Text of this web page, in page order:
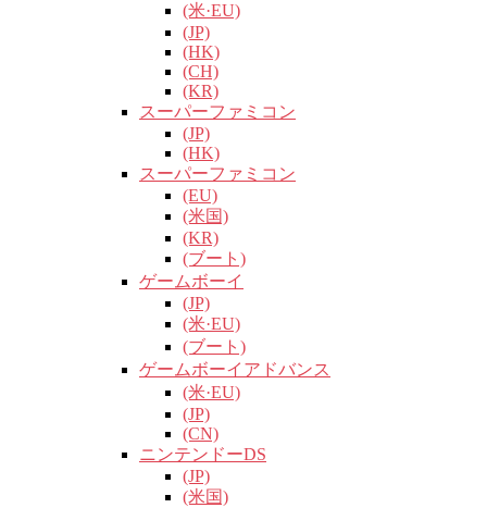
(米·EU)
(JP)
(HK)
(CH)
(KR)
スーパーファミコン
(JP)
(HK)
スーパーファミコン
(EU)
(米国)
(KR)
(ブート)
ゲームボーイ
(JP)
(米·EU)
(ブート)
ゲームボーイアドバンス
(米·EU)
(JP)
(CN)
ニンテンドーDS
(JP)
(米国)